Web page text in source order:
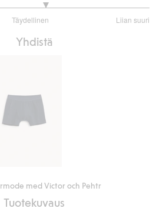
Täydellinen Liian suuri
Yhdistä
med Victor och Pehtr
Tuotekuvaus